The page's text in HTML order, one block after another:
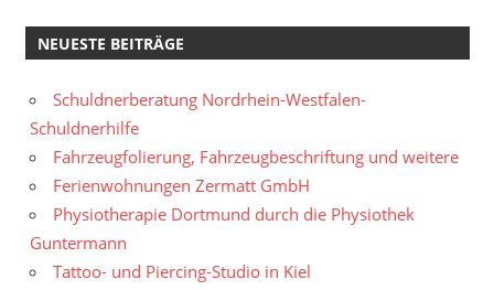
NEUESTE BEITRÄGE
Schuldnerberatung Nordrhein-Westfalen-
Schuldnerhilfe
Fahrzeugfolierung, Fahrzeugbeschriftung und weitere
Ferienwohnungen Zermatt GmbH
Physiotherapie Dortmund durch die Physiothek
Guntermann
Tattoo- und Piercing-Studio in Kiel